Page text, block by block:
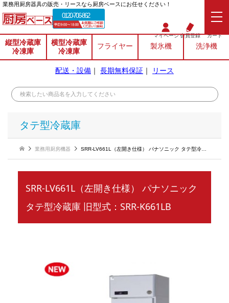
業務⽤厨房器具の販売・リースなら厨房ベースにお任せください！
0120-706-862
マイページ会員登録 カート
縦型冷蔵庫
冷凍庫
横型冷蔵庫
冷凍庫
フライヤー 製氷機 洗浄機
配送・設備 ｜ 長期無料保証 ｜ リース
タテ型冷蔵庫
業務用厨房機器 SRR-LV661L（左開き仕様） パナソニック タテ型冷蔵庫 旧型式：SRR-K661LB
SRR-LV661L（左開き仕様） パナソニック
タテ型冷蔵庫 旧型式：SRR-K661LB